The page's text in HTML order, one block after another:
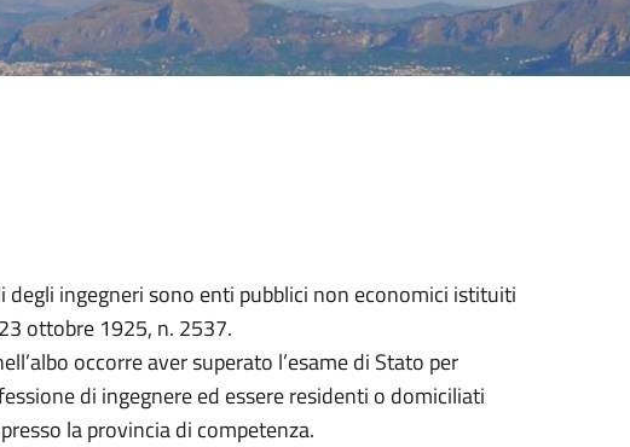
degli ingegneri sono enti pubblici non economici istituiti
ottobre 1925, n. 2537.
occorre aver superato l’esame di Stato per
di ingegnere ed essere residenti o domiciliati
la provincia di competenza.